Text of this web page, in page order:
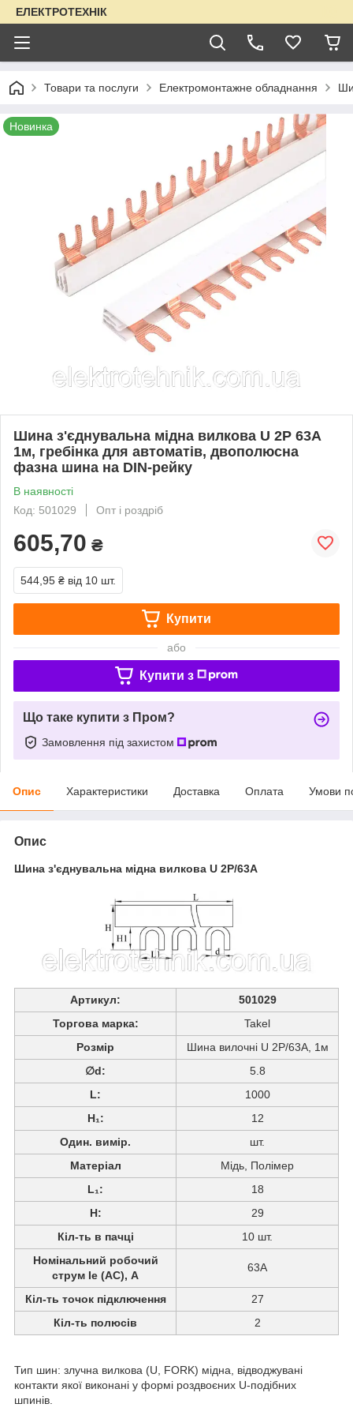
ЕЛЕКТРОТЕХНІК
Товари та послуги Електромонтажне обладнання
Новинка
Шина з'єднувальна мідна вилкова U 2P 63А
1м, гребінка для автоматів, двополюсна
фазна шина на DIN-рейку
В наявності
Код: 501029
Опт і роздріб
605,70 ₴
544,95 ₴ від 10 шт.
Купити
або
Купити з
Що таке купити з Пром?
Замовлення під захистом
Опис Характеристики Доставка Оплата Умови
Опис
Шина з'єднувальна мідна вилкова U 2P/63A
Артикул:
501029
Торгова марка:
Takel
Розмір
Шина вилочні U 2P/63A, 1м
∅d:
5.8
L:
1000
H₁:
12
Один. вимір.
шт.
Матеріал
Мідь, Полімер
L₁:
18
H:
29
Кіл-ть в пачці
10 шт.
Номінальний робочий
струм Ie (AC), А
63A
Кіл-ть точок підключення
27
Кіл-ть полюсів
2
Тип шин: злучна вилкова (U, FORK) мідна, відводжувані
контакти якої виконані у формі роздвоєних U-подібних
шпинів.